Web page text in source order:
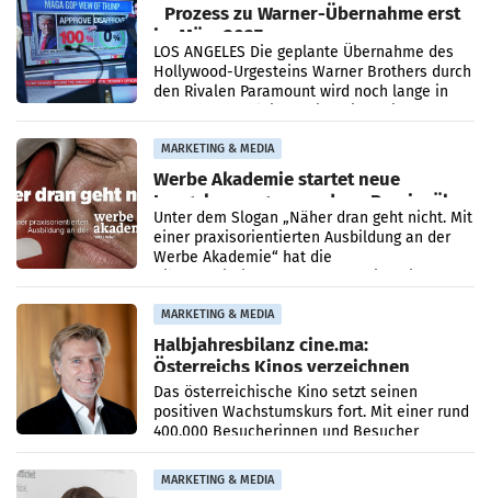
Prozess zu Warner-Übernahme erst
im März 2027
LOS ANGELES Die geplante Übernahme des
Hollywood-Urgesteins Warner Brothers durch
den Rivalen Paramount wird noch lange in
MARKETING & MEDIA
Werbe Akademie startet neue
Imagekampagne rund um Praxisnähe
Unter dem Slogan „Näher dran geht nicht. Mit
einer praxisorientierten Ausbildung an der
Werbe Akademie“ hat die
MARKETING & MEDIA
Halbjahresbilanz cine.ma:
Österreichs Kinos verzeichnen
400.000 Besucher mehr
Das österreichische Kino setzt seinen
positiven Wachstumskurs fort. Mit einer rund
400.000 Besucherinnen und Besucher
höheren Nettoreichweite im ersten Halbjahr
2026 gegenüber dem
MARKETING & MEDIA